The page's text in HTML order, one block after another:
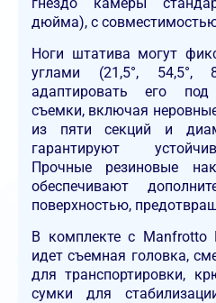
дюйма), с
Ноги штатива могут
углами (21,5°, 54,5°,
адаптировать его
съемки, включая
из пяти секций и
гарантируют
Прочные резиновые
обеспечивают
поверхностью,
В комплекте с Manfrotto
идет съемная головка,
для транспортировки,
сумки для